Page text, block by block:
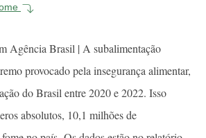
Agência Brasil | A subalimentação
provocado pela insegurança alimentar,
do Brasil entre 2020 e 2022. Isso
absolutos, 10,1 milhões de